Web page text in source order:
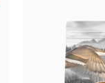
4030 ккал / 16862